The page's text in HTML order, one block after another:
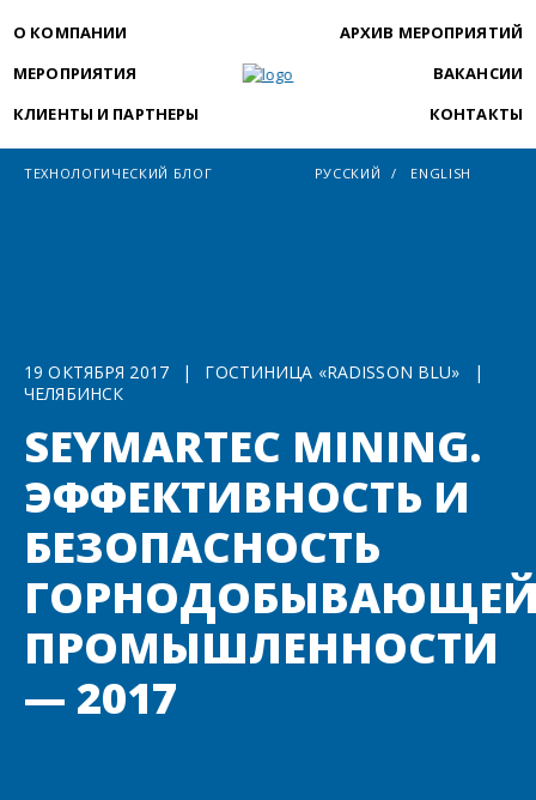
О КОМПАНИИ
МЕРОПРИЯТИЯ
КЛИЕНТЫ И ПАРТНЕРЫ
АРХИВ МЕРОПРИЯТИЙ
ВАКАНСИИ
КОНТАКТЫ
ТЕХНОЛОГИЧЕСКИЙ БЛОГ РУССКИЙ ENGLISH
19 ОКТЯБРЯ 2017 | ГОСТИНИЦА «RADISSON BLU»
|
ЧЕЛЯБИНСК
SEYMARTEC MINING.
ЭФФЕКТИВНОСТЬ И
БЕЗОПАСНОСТЬ
ПРОМЫШЛЕННОСТИ
— 2017